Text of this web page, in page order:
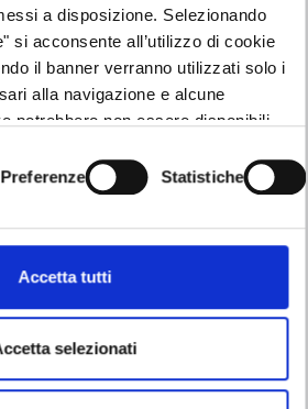
a disposizione. Selezionando
si acconsente all’utilizzo di cookie
il banner verranno utilizzati solo i
alla navigazione e alcune
potrebbero non essere disponibili.
Preferenze Statistiche
Accetta tutti
selezionati
tree linee di intervento: Linea
e servizi, Linea Contributi
formativa, rivolte a imprese
in Provincia di Cremona e a Enti
Mirato Asse II - Prov
tree linee di intervento: Linea